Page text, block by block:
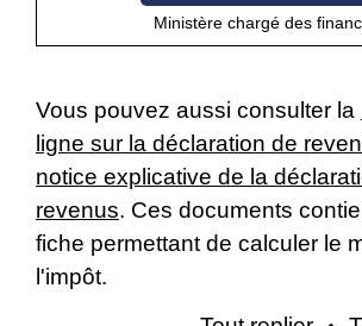
Ministère chargé des
Vous pouvez aussi consulter la
ligne sur la déclaration de
notice explicative de la
revenus. Ces documents
fiche permettant de calculer le
l'impôt.